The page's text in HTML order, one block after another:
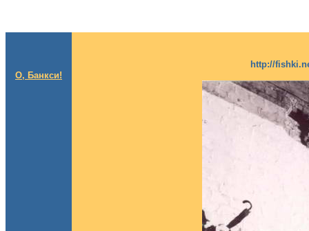
О, Банкси!
http://